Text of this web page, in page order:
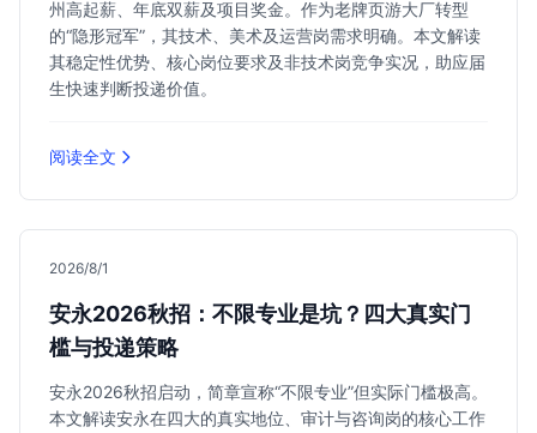
州高起薪、年底双薪及项目奖金。作为老牌页游大厂转型
的“隐形冠军”，其技术、美术及运营岗需求明确。本文解读
其稳定性优势、核心岗位要求及非技术岗竞争实况，助应届
生快速判断投递价值。
阅读全文
2026/8/1
安永2026秋招：不限专业是坑？四大真实门
槛与投递策略
安永2026秋招启动，简章宣称“不限专业”但实际门槛极高。
本文解读安永在四大的真实地位、审计与咨询岗的核心工作